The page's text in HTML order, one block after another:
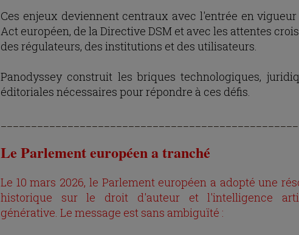
Ces enjeux deviennent centraux avec l'entrée en
Act européen, de la Directive DSM et avec les attentes
des régulateurs, des institutions et des utilisateurs.
Panodyssey construit les briques technologiques,
éditoriales nécessaires pour répondre à ces défis.
Le Parlement européen a tranché
Le 10 mars 2026, le Parlement européen a adopté une
historique sur le droit d'auteur et l'intelligence
générative. Le message est sans ambiguïté :